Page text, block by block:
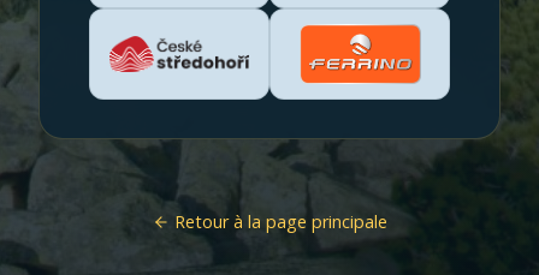
Retour à la page principale